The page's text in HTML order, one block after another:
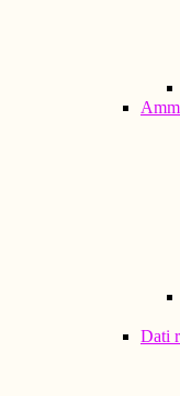
Dati